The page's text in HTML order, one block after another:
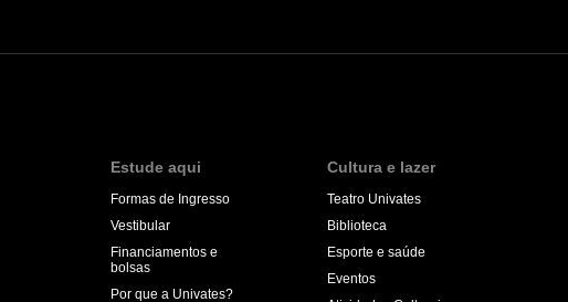
Estude aqui
Formas de Ingresso
Vestibular
Financiamentos e
bolsas
Por que a Univates?
Cultura e lazer
Teatro Univates
Biblioteca
Esporte e saúde
Eventos